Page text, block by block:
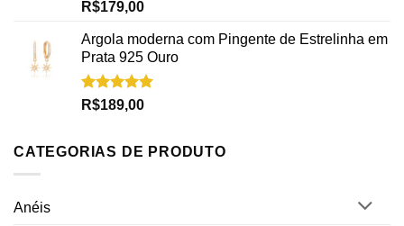
Avaliação
R$179,00
Argola moderna com Pingente de Estrelinha em
Prata 925 Ouro
Avaliação
R$189,00
CATEGORIAS DE PRODUTO
Anéis